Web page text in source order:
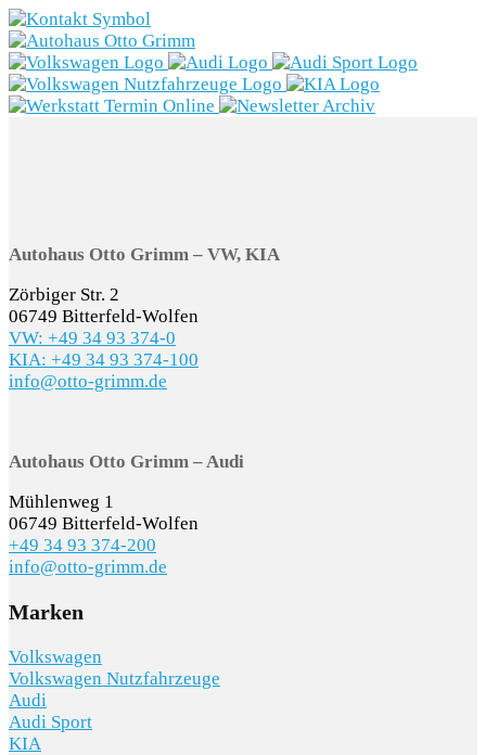
Marken
Fahrzeugbestand
Gewerbekunden
E-Mobilität
Unternehmen
SCHNELLEINSTIEG
Autohaus Otto Grimm – VW, KIA
Zörbiger Str. 2
06749 Bitterfeld-Wolfen
VW: +49 34 93 374-0
KIA: +49 34 93 374-100
info@otto-grimm.de
Autohaus Otto Grimm – Audi
Mühlenweg 1
06749 Bitterfeld-Wolfen
+49 34 93 374-200
info@otto-grimm.de
Marken
Volkswagen
Volkswagen Nutzfahrzeuge
Audi
Audi Sport
KIA